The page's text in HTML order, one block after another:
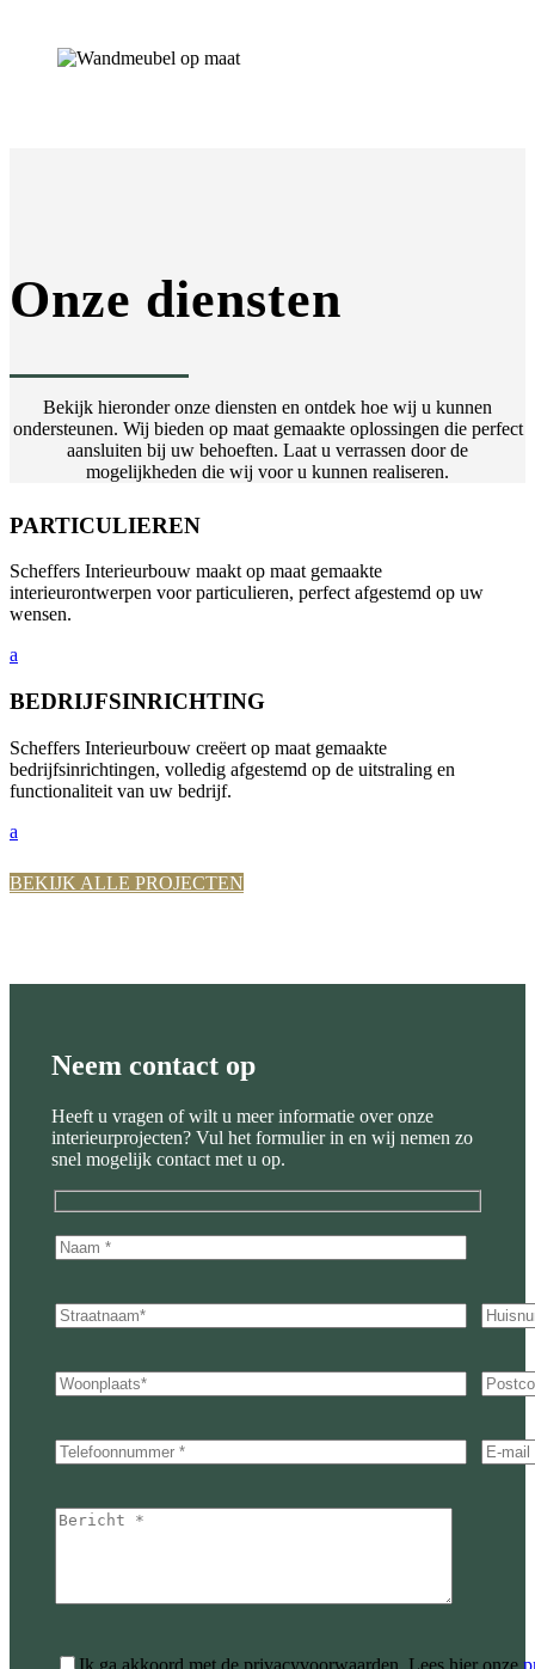
Onze diensten
Bekijk hieronder onze diensten en ontdek hoe wij u kunnen
ondersteunen. Wij bieden op maat gemaakte oplossingen die perfect
aansluiten bij uw behoeften. Laat u verrassen door de
mogelijkheden die wij voor u kunnen realiseren.
PARTICULIEREN
Scheffers Interieurbouw maakt op maat gemaakte
interieurontwerpen voor particulieren, perfect afgestemd op uw
wensen.
a
BEDRIJFSINRICHTING
Scheffers Interieurbouw creëert op maat gemaakte
bedrijfsinrichtingen, volledig afgestemd op de uitstraling en
functionaliteit van uw bedrijf.
a
BEKIJK ALLE PROJECTEN
Neem contact op
Heeft u vragen of wilt u meer informatie over onze
interieurprojecten? Vul het formulier in en wij nemen zo
snel mogelijk contact met u op.